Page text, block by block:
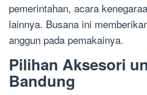
pemerintahan, acara
lainnya. Busana ini
anggun pada pemakainya.
Pilihan Aksesori
Bandung